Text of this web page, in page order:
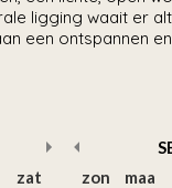
ligging waait er
een ontspannen
zat
zon
maa